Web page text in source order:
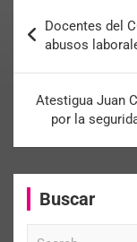
Docentes del
abusos
Atestigua Juan
por la
Buscar